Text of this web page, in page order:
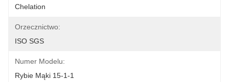
Chelation
Orzecznictwo:
ISO SGS
Numer Modelu:
Rybie Mąki 15-1-1